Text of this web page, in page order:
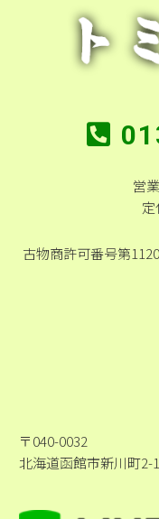
営
古物商許可番号第
〒040-0032
北海道函館市新川町2-